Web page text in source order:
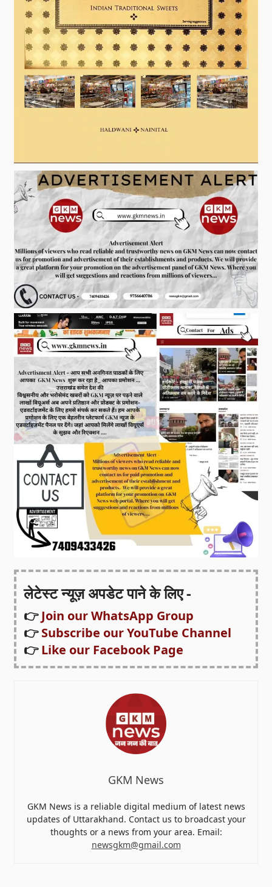
लेटेस्ट न्यूज़ अपडेट पाने के लिए -
👉Join our WhatsApp Group
👉Subscribe our YouTube Channel
👉Like our Facebook Page
GKM News
GKM News is a reliable digital medium of latest news
updates of Uttarakhand. Contact us to broadcast your
thoughts or a news from your area. Email:
newsgkm@gmail.com